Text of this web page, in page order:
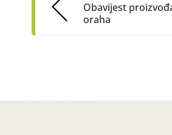
Obavijest
oraha